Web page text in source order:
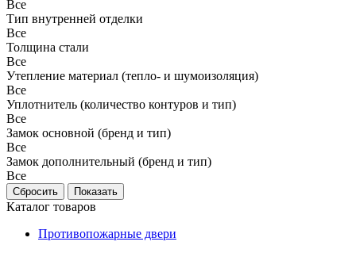
Все
Тип внутренней отделки
Все
Толщина стали
Все
Утепление материал (тепло- и шумоизоляция)
Все
Уплотнитель (количество контуров и тип)
Все
Замок основной (бренд и тип)
Все
Замок дополнительный (бренд и тип)
Все
Каталог товаров
Противопожарные двери